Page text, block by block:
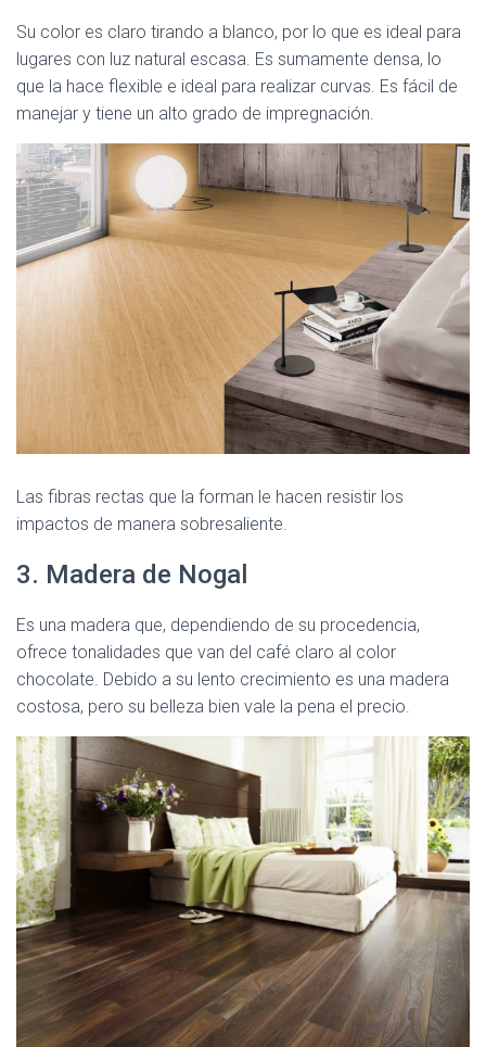
Su color es claro tirando a blanco, por lo que es ideal para
lugares con luz natural escasa. Es sumamente densa, lo
que la hace flexible e ideal para realizar curvas. Es fácil de
manejar y tiene un alto grado de impregnación.
Las fibras rectas que la forman le hacen resistir los
impactos de manera sobresaliente.
3. Madera de Nogal
Es una madera que, dependiendo de su procedencia,
ofrece tonalidades que van del café claro al color
chocolate. Debido a su lento crecimiento es una madera
costosa, pero su belleza bien vale la pena el precio.